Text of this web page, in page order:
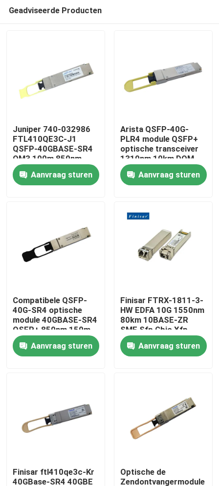
Ongeveer ons
Fabrieksreis
Kwaliteitscontrole
Contacteer ons
Nvidia AI-producten
de Module van 100G QSFP28
Geadviseerde Producten
Juniper 740-032986
FTL410QE3C-J1
QSFP-40GBASE-SR4
OM3 100m 850nm
Finisar
glasvezelapparatuur
Aanvraag sturen
Arista QSFP-40G-
PLR4 module QSFP+
optische transceiver
1310nm 10km DOM
MTP/MPO-12 SMF
Aanvraag sturen
Compatibele QSFP-
40G-SR4 optische
module 40GBASE-SR4
QSFP+ 850nm 150m
MTP/MPO-ontvanger
Aanvraag sturen
Finisar FTRX-1811-3-
HW EDFA 10G 1550nm
80km 10BASE-ZR
SMF Sfp Gbic Xfp
Qsfp
Aanvraag sturen
Finisar ftl410qe3c-Kr
40GBase-SR4 40GBE
Optische de
Zendontvangermodule